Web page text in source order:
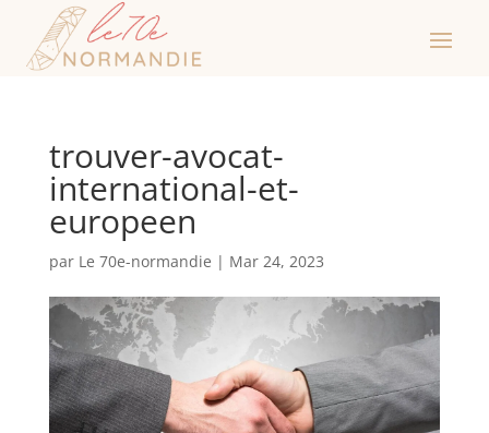
trouver-avocat-
international-et-
europeen
par Le 70e-normandie | Mar 24, 2023